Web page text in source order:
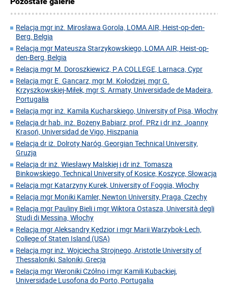
Relacja mgr inż. Mirosława Gorola, LOMA AIR, Heist-op-den-
Berg, Belgia
Relacja mgr Mateusza Starzykowskiego, LOMA AIR, Heist-op-
den-Berg, Belgia
Relacja mgr M. Doroszkiewicz, P.A COLLEGE, Larnaca, Cypr
Relacja mgr E. Gancarz, mgr M. Kołodziej, mgr G.
Krzyszkowskiej-Miłek, mgr S. Armaty, Universidade de Madeira,
Portugalia
Relacja mgr inż. Kamila Kucharskiego, University of Pisa, Włochy
Relacja dr hab. inż. Bożeny Babiarz, prof. PRz i dr inż. Joanny
Krasoń, Universidad de Vigo, Hiszpania
Relacja dr iż. Dolroty Naróg, Georgian Technical University,
Gruzja
Relacja dr inż. Wiesławy Malskiej i dr inż. Tomasza
Binkowskiego, Technical University of Kosice, Koszyce, Słowacja
Relacja mgr Katarzyny Kurek, University of Foggia, Włochy
Relacja mgr Moniki Kamler, Newton University, Praga, Czechy
Relacja mgr Pauliny Bieli i mgr Wiktora Ostasza, Università degli
Studi di Messina, Włochy
Relacja mgr Aleksandry Kędzior i mgr Marii Warzybok-Lech,
College of Staten Island (USA)
Relacja mgr inż. Wojciecha Strojnego, Aristotle University of
Thessaloniki, Saloniki, Grecja
Relacja mgr Weroniki Czółno i mgr Kamili Kubackiej,
Universidade Lusofona do Porto, Portugalia